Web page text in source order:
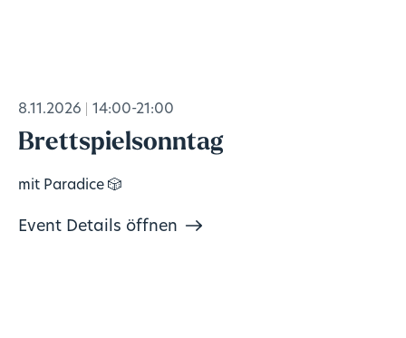
8.11.2026 14:00-21:00
Brettspielsonntag
mit Paradice 🎲
Event Details öffnen